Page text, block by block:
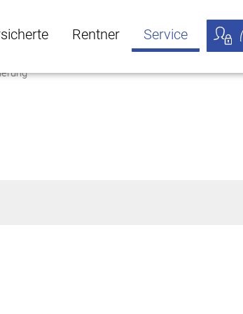
öffnenUntermenü öffnen
Rentner Service